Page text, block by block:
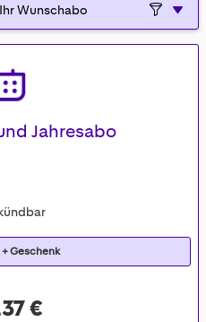
Jahresabo
+ Geschenk
€